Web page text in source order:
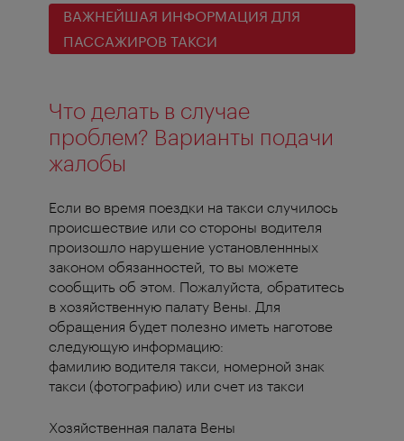
ВАЖНЕЙШАЯ ИНФОРМАЦИЯ ДЛЯ
ПАССАЖИРОВ ТАКСИ
Что делать в случае
проблем? Варианты подачи
жалобы
Если во время поездки на такси случилось
происшествие или со стороны водителя
произошло нарушение установленнных
законом обязанностей, то вы можете
сообщить об этом. Пожалуйста, обратитесь
в хозяйственную палату Вены. Для
обращения будет полезно иметь наготове
следующую информацию:
фамилию водителя такси, номерной знак
такси (фотографию) или счет из такси
Хозяйственная палата Вены